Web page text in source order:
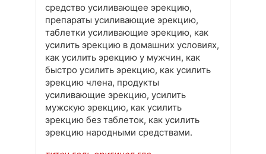
средство усиливающее эрекцию,
препараты усиливающие эрекцию,
таблетки усиливающие эрекцию, как
усилить эрекцию в домашних условиях,
как усилить эрекцию у мужчин, как
быстро усилить эрекцию, как усилить
эрекцию члена, продукты
усиливающие эрекцию, усилить
мужскую эрекцию, как усилить
эрекцию без таблеток, как усилить
эрекцию народными средствами.